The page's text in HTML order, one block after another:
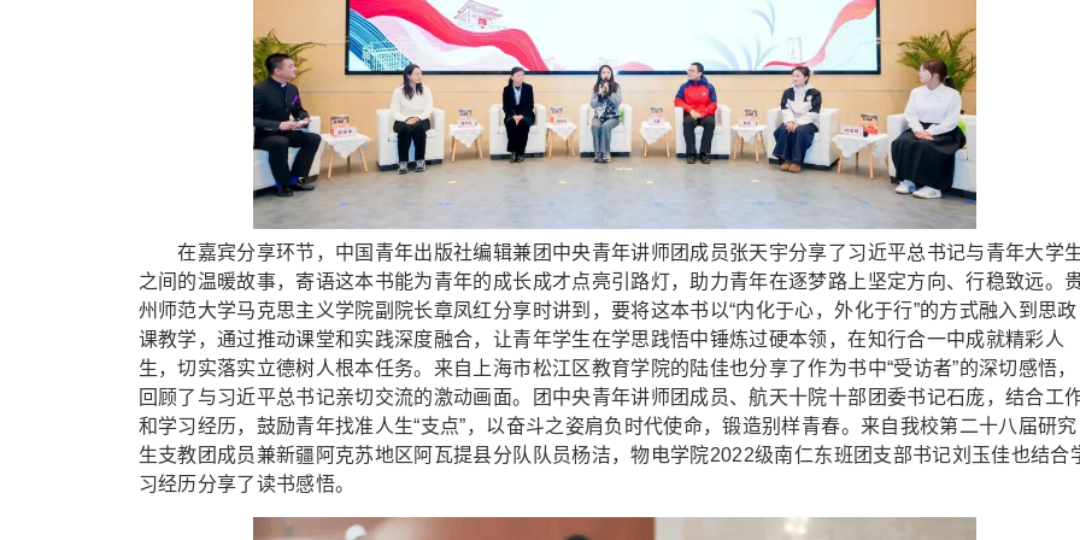
在嘉宾分享环节，中国青年出版社编辑兼团中央青年讲师团成员张天宇分享了习近平总书记与青年大学
之间的温暖故事，寄语这本书能为青年的成长成才点亮引路灯，助力青年在逐梦路上坚定方向、行稳致远。
州师范大学马克思主义学院副院长章凤红分享时讲到，要将这本书以“内化于心，外化于行”的方式融入到思政
课教学，通过推动课堂和实践深度融合，让青年学生在学思践悟中锤炼过硬本领，在知行合一中成就精彩人
生，切实落实立德树人根本任务。来自上海市松江区教育学院的陆佳也分享了作为书中“受访者”的深切感悟，
回顾了与习近平总书记亲切交流的激动画面。团中央青年讲师团成员、航天十院十部团委书记石庞，结合工
和学习经历，鼓励青年找准人生“支点”，以奋斗之姿肩负时代使命，锻造别样青春。来自我校第二十八届研究
生支教团成员兼新疆阿克苏地区阿瓦提县分队队员杨洁，物电学院2022级南仁东班团支部书记刘玉佳也结合
习经历分享了读书感悟。